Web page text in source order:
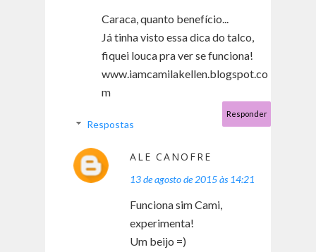
Caraca, quanto benefício...
Já tinha visto essa dica do talco,
fiquei louca pra ver se funciona!
www.iamcamilakellen.blogspot.co
m
Responder
Respostas
ALE CANOFRE
13 de agosto de 2015 às 14:21
Funciona sim Cami,
experimenta!
Um beijo =)